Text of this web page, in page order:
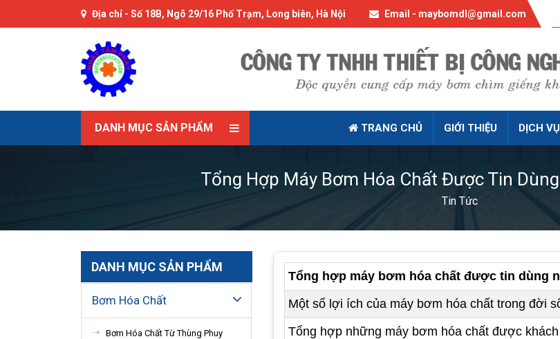
Địa chỉ - Số 18B, Ngõ 29/16 Phố Trạm, Long biên, Hà Nội Email - maybomdl@gmail.com
DANH MỤC SẢN PHẨM TRANG CHỦ GIỚI THIỆU DỊCH VỤ
Tổng Hợp Máy Bơm Hóa Chất Được Tin
Tin Tức
DANH MỤC SẢN PHẨM
Bơm Hóa Chất
Bơm Hóa Chất Từ Thùng Phuy
Tổng hợp máy bơm hóa chất được tin dùng
Một số lợi ích của máy bơm hóa chất trong đời
Tổng hợp những máy bơm hóa chất được